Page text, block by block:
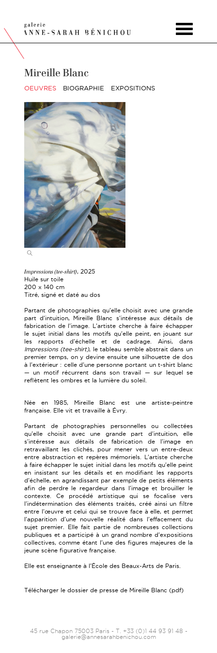
Toggle
Mireille Blanc
OEUVRES BIOGRAPHIE EXPOSITIONS
Impressions (tee-shirt), 2025
Huile sur toile
200 x 140 cm
Titré, signé et daté au dos
Partant de photographies qu'elle choisit avec une grande
part d'intuition, Mireille Blanc s'intéresse aux détails de
fabrication de l'image. L'artiste cherche à faire échapper
le sujet initial dans les motifs qu'elle peint, en jouant sur
les rapports d'échelle et de cadrage. Ainsi, dans
Impressions (tee-shirt), le tableau semble abstrait dans un
premier temps, on y devine ensuite une silhouette de dos
à l'extérieur : celle d'une personne portant un t-shirt blanc
— un motif récurrent dans son travail — sur lequel se
reflètent les ombres et la lumière du soleil.
Née en 1985, Mireille Blanc est une artiste-peintre
française. Elle vit et travaille à Évry.
Partant de photographies personnelles ou collectées
qu'elle choisit avec une grande part d'intuition, elle
s'intéresse aux détails de fabrication de l'image en
retravaillant les clichés, pour mener vers un entre-deux
entre abstraction et repères mémoriels. L'artiste cherche
à faire échapper le sujet initial dans les motifs qu'elle peint
en insistant sur les détails et en modifiant les rapports
d'échelle, en agrandissant par exemple de petits éléments
afin de perdre le regardeur dans l'image et brouiller le
contexte. Ce procédé artistique qui se focalise vers
l'indétermination des éléments traités, créé ainsi un filtre
entre l'œuvre et celui qui se trouve face à elle, et permet
l'apparition d'une nouvelle réalité dans l'effacement du
sujet premier. Elle fait partie de nombreuses collections
publiques et a participé à un grand nombre d'expositions
collectives, comme étant l'une des figures majeures de la
jeune scène figurative française.
Elle est enseignante à l'École des Beaux-Arts de Paris.
Télécharger le dossier de presse de Mireille Blanc (pdf)
45 rue Chapon 75003 Paris - T. +33 (0)1 44 93 91 48 -
galerie@annesarahbenichou.com